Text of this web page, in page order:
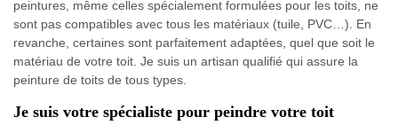
peintures, même celles spécialement formulées pour les toits, ne
sont pas compatibles avec tous les matériaux (tuile, PVC…). En
revanche, certaines sont parfaitement adaptées, quel que soit le
matériau de votre toit. Je suis un artisan qualifié qui assure la
peinture de toits de tous types.
Je suis votre spécialiste pour peindre votre toit